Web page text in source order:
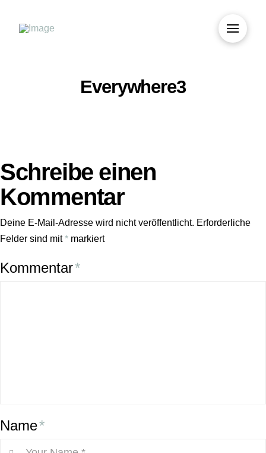
Everywhere3
Schreibe einen
Kommentar
Deine E-Mail-Adresse wird nicht veröffentlicht. Erforderliche
Felder sind mit* markiert
Kommentar*
Name*